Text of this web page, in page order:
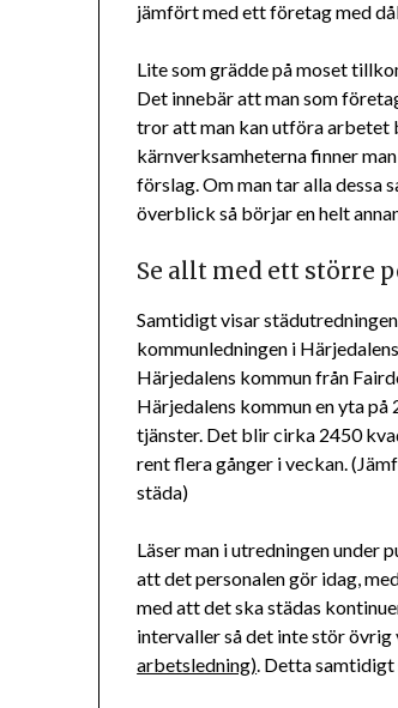
jämfört med ett företag med
Lite som grädde på moset
Det innebär att man som
tror att man kan utföra arbetet
kärnverksamheterna finner
förslag. Om man tar alla dessa
överblick så börjar en helt
Se allt med ett större
Samtidigt visar
kommunledningen i
Härjedalens kommun från
Härjedalens kommun en yta
tjänster. Det blir cirka 2450
rent flera gånger i veckan.
städa)
Läser man i utredningen under
att det personalen gör idag,
med att det ska städas
intervaller så det inte stör
arbetsledning). Detta